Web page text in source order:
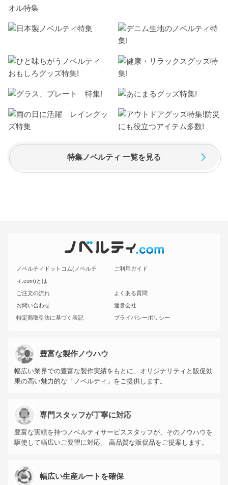
特集ノベルティ 一覧を見る
ノベルティドットコム(ノベルテ
ィ.com)とは
ご利用ガイド
ご注文の流れ
よくある質問
お問い合わせ
運営会社
特定商取引法に基づく表記
プライバシーポリシー
豊富な製作ノウハウ
幅広い業界での豊富な製作実績をもとに、オリジナリティと販促効
果の高い魅力的な「ノベルティ」をご提供します。
専門スタッフが丁寧に対応
豊富な実績を持つノベルティサービススタッフが、そのノウハウを
駆使して幅広いご要望に対応。 高品質な販促品をご提案します。
幅広い生産ルートを確保